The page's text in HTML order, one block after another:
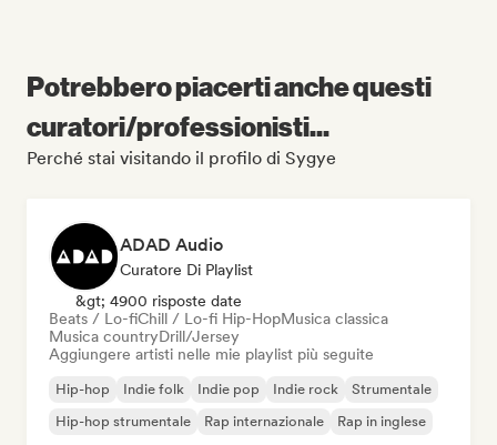
Potrebbero piacerti anche questi
curatori/professionisti...
Perché stai visitando il profilo di Sygye
ADAD Audio
Curatore Di Playlist
&gt; 4900 risposte date
Beats / Lo-fiChill / Lo-fi Hip-HopMusica classica
Musica countryDrill/Jersey
Aggiungere artisti nelle mie playlist più seguite
Hip-hop Indie folk Indie pop Indie rock
Strumentale
Hip-hop strumentale
Rap internazionale Rap in inglese